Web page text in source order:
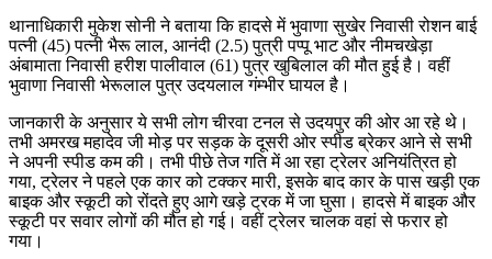
थानाधिकारी मुकेश सोनी ने बताया कि हादसे में भुवाणा सुखेर निवासी रोशन बाई
पत्नी (45) पत्नी भैरू लाल, आनंदी (2.5) पुत्री पप्पू भाट और नीमचखेड़ा
अंबामाता निवासी हरीश पालीवाल (61) पुत्र खुबिलाल की मौत हुई है। वहीं
भुवाणा निवासी भेरूलाल पुत्र उदयलाल गंम्भीर घायल है।
जानकारी के अनुसार ये सभी लोग चीरवा टनल से उदयपुर की ओर आ रहे थे।
तभी अमरख महादेव जी मोड़ पर सड़क के दूसरी ओर स्पीड ब्रेकर आने से सभी
ने अपनी स्पीड कम की। तभी पीछे तेज गति में आ रहा ट्रेलर अनियंत्रित हो
गया, ट्रेलर ने पहले एक कार को टक्कर मारी, इसके बाद कार के पास खड़ी एक
बाइक और स्कूटी को रोंदते हुए आगे खड़े ट्रक में जा घुसा। हादसे में बाइक और
स्कूटी पर सवार लोगों की मौत हो गई। वहीं ट्रेलर चालक वहां से फरार हो
गया।